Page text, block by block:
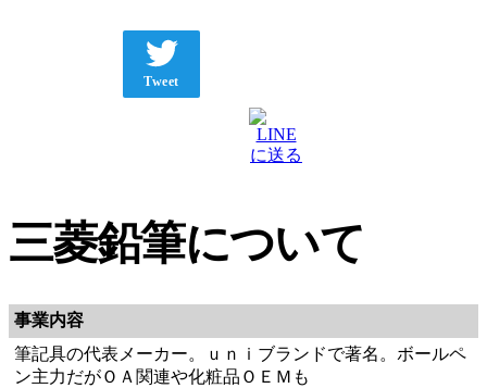
Tweet
三菱鉛筆について
事業内容
筆記具の代表メーカー。ｕｎｉブランドで著名。ボールペ
ン主力だがＯＡ関連や化粧品ＯＥＭも